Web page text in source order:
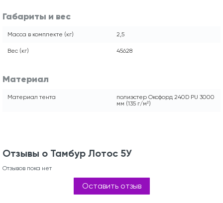
Габариты и вес
Масса в комплекте (кг) 2,5
Вес (кг) 45628
Материал
Материал тента
полиэстер Оксфорд 240D PU 3000
мм (135 г/м²)
Отзывы о Тамбур Лотос 5У
Отзывов пока нет
Оставить отзыв